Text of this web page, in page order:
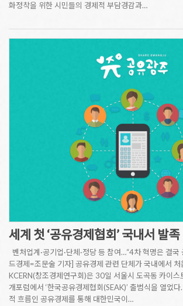
화정착을 위한 시민들의 경제적 부담경감과…
세계 첫 ‘공유경제협회’ 국내서 발족
벤처업계·공기업·단체·정당 등 참여…“4차 혁명은 결국
드경제=조문술 기자] 공유경제 관련 단체가 국내에서 처
KCERN(창조경제연구회)은 30일 서울시 도곡동 카이
개포럼에서 ‘한국공유경제협회(SEAK)’ 출범식을 열었
적 흐름인 공유경제를 통해 대한민국이…